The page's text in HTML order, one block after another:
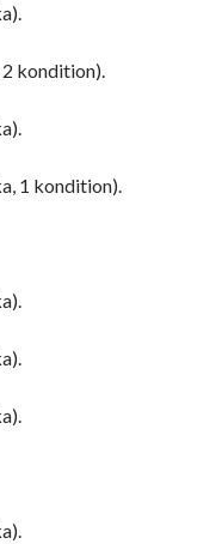
2 kondition).
1 kondition).